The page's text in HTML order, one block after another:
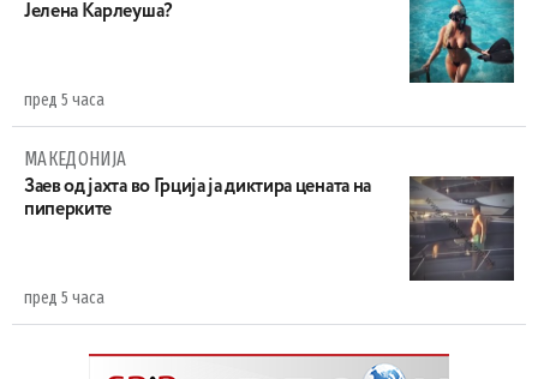
Јелена Карлеуша?
пред 5 часа
МАКЕДОНИЈА
Заев од јахта во Грција ја диктира цената на
пиперките
пред 5 часа